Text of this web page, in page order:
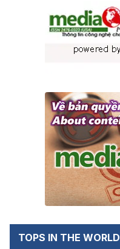
TOPS IN THE WORLD